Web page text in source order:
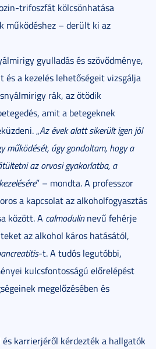
trifoszfát kölcsönhatása
működéshez – derült ki az
gyulladás és szövődménye,
a kezelés lehetőségeit vizsgálja
rák, az ötödik
amit a betegeknek
„Az évek alatt sikerült igen jól
működését, úgy gondoltam, hogy a
az orvosi gyakorlatba, a
” – mondta. A professzor
a kapcsolat az alkoholfogyasztás
között. A calmodulinnevű fehérje
az alkohol káros hatásától,
-t. A tudós legutóbbi,
kulcsfontosságú előrelépést
megelőzésében és
karrierjéről kérdezték a hallgatók